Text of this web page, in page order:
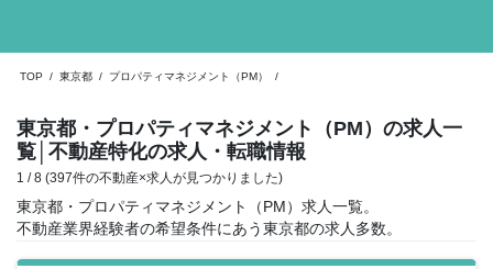
TOP / 東京都 / プロパティマネジメント（PM） /
東京都・プロパティマネジメント（PM）の求人一
覧 │不動産特化の求人・転職情報
1 / 8 (397件の不動産×求人が見つかりました)
東京都・プロパティマネジメント（PM）求人一覧。
不動産業界経験者の希望条件にあう東京都の求人多数。